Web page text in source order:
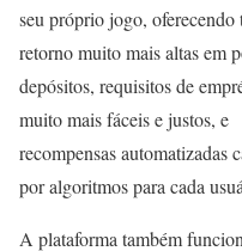
seu próprio jogo, oferecendo
retorno muito mais altas em
depósitos, requisitos de
muito mais fáceis e justos, e
recompensas automatizadas
por algoritmos para cada
A plataforma também